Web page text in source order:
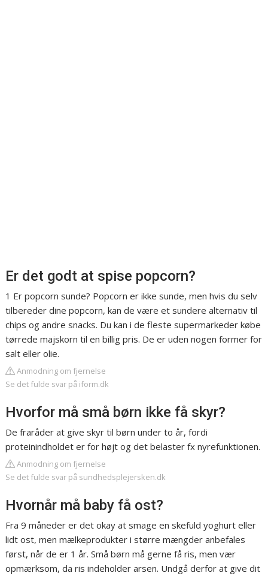
Er det godt at spise popcorn?
1 Er popcorn sunde? Popcorn er ikke sunde, men hvis du selv
tilbereder dine popcorn, kan de være et sundere alternativ til
chips og andre snacks. Du kan i de fleste supermarkeder købe
tørrede majskorn til en billig pris. De er uden nogen former for
salt eller olie.
Anmodning om fjernelse
Se det fulde svar på iform.dk
Hvorfor må små børn ikke få skyr?
De fraråder at give skyr til børn under to år, fordi
proteinindholdet er for højt og det belaster fx nyrefunktionen.
Anmodning om fjernelse
Se det fulde svar på sundhedsplejersken.dk
Hvornår må baby få ost?
Fra 9 måneder er det okay at smage en skefuld yoghurt eller
lidt ost, men mælkeprodukter i større mængder anbefales
først, når de er 1 år. Små børn må gerne få ris, men vær
opmærksom, da ris indeholder arsen. Undgå derfor at give dit